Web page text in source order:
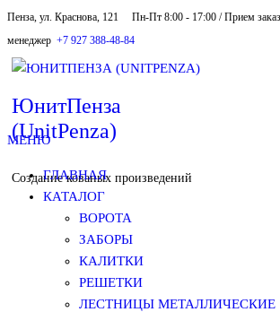
Skip
to
the
content
Пенза, ул. Краснова, 121 Пн-Пт 8:00 - 17:00 / Прием
менеджер +7 927 388-48-84
ЮнитПенза
(UnitPenza)
Создание кованых произведений
МЕНЮ
ГЛАВНАЯ
КАТАЛОГ
ВОРОТА
ЗАБОРЫ
КАЛИТКИ
РЕШЕТКИ
ЛЕСТНИЦЫ МЕТАЛЛИЧЕСКИЕ